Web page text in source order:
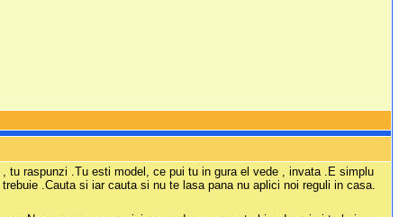
raspunzi .Tu esti model, ce pui tu in gura el vede , invata .E simplu
.Cauta si iar cauta si nu te lasa pana nu aplici noi reguli in casa.